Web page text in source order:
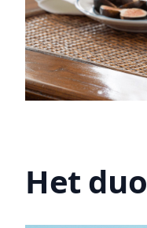
Het duo